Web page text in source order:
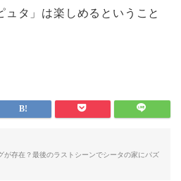
ュタ」は楽しめるということ
が存在？最後のラストシーンでシータの家にパズ